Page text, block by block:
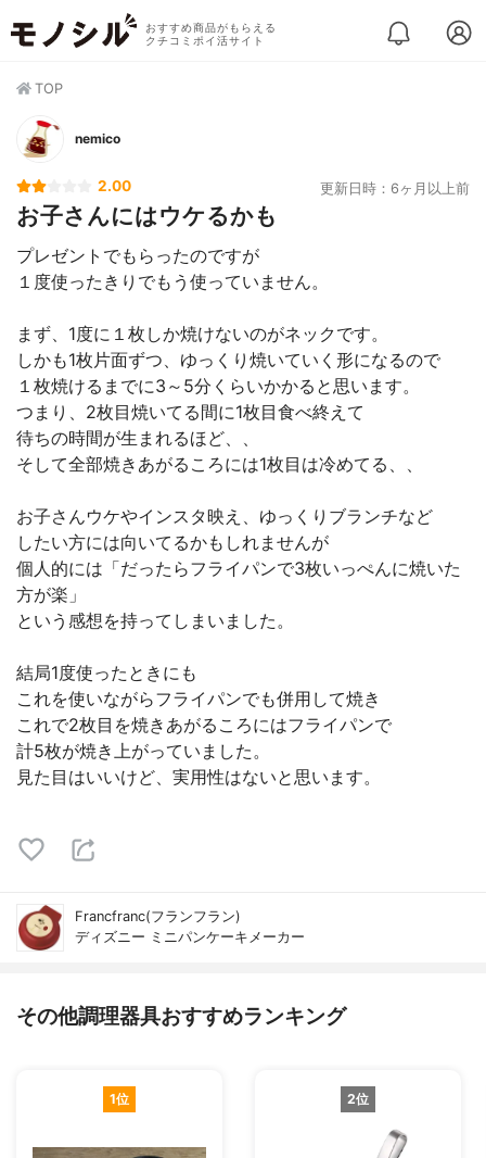
おすすめ商品がもらえる
クチコミポイ活サイト
TOP
nemico
2.00 更新日時：6ヶ月以上前
お子さんにはウケるかも
プレゼントでもらったのですが
１度使ったきりでもう使っていません。
まず、1度に１枚しか焼けないのがネックです。
しかも1枚片面ずつ、ゆっくり焼いていく形になるので
１枚焼けるまでに3～5分くらいかかると思います。
つまり、2枚目焼いてる間に1枚目食べ終えて
待ちの時間が生まれるほど、、
そして全部焼きあがるころには1枚目は冷めてる、、
お子さんウケやインスタ映え、ゆっくりブランチなど
したい方には向いてるかもしれませんが
個人的には「だったらフライパンで3枚いっぺんに焼いた
方が楽」
という感想を持ってしまいました。
結局1度使ったときにも
これを使いながらフライパンでも併用して焼き
これで2枚目を焼きあがるころにはフライパンで
計5枚が焼き上がっていました。
見た目はいいけど、実用性はないと思います。
Francfranc(フランフラン)
ディズニー ミニパンケーキメーカー
その他調理器具おすすめランキング
1位 2位